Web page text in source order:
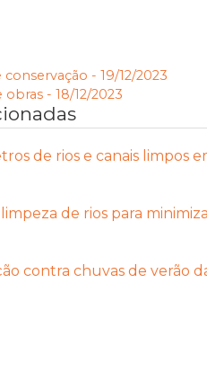
conservação - 19/12/2023
- 18/12/2023
de rios e canais limpos
de rios para
contra chuvas de verão